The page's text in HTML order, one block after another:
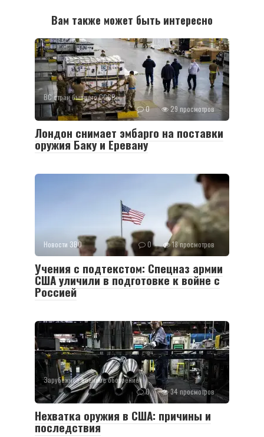
Вам также может быть интересно
ВС стран бывшего СССР
0
29 просмотров
Лондон снимает эмбарго на поставки
оружия Баку и Еревану
Новости ЗВО 0 18 просмотров
Учения с подтекстом: Спецназ армии
США уличили в подготовке к войне с
Россией
Зарубежное военное обозрение
0
34 просмотров
Нехватка оружия в США: причины и
последствия